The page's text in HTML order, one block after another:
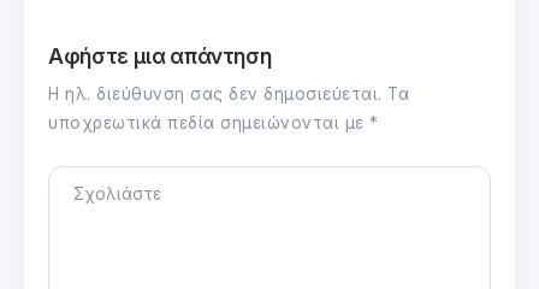
Αφήστε μια απάντηση
Η ηλ. διεύθυνση σας δεν δημοσιεύεται. Τα
υποχρεωτικά πεδία σημειώνονται με *